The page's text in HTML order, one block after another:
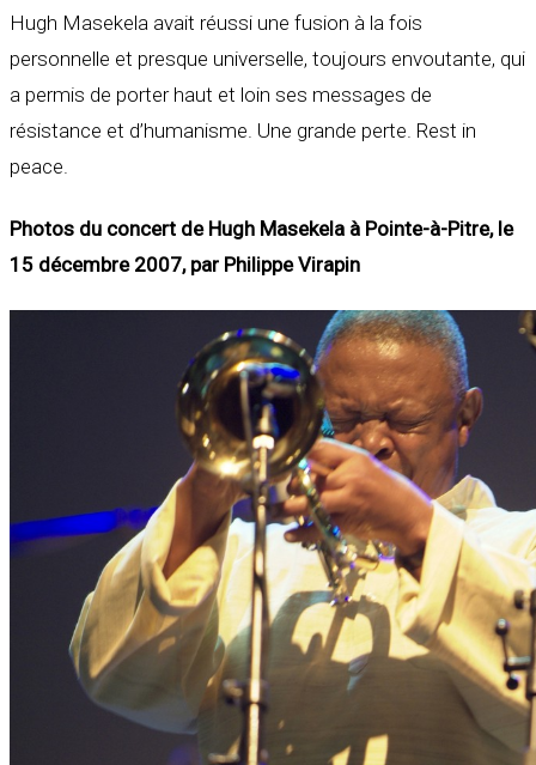
Hugh Masekela avait réussi une fusion à la fois
personnelle et presque universelle, toujours envoutante, qui
a permis de porter haut et loin ses messages de
résistance et d’humanisme. Une grande perte. Rest in
peace.
Photos du concert de Hugh Masekela à Pointe-à-Pitre, le
15 décembre 2007, par Philippe Virapin